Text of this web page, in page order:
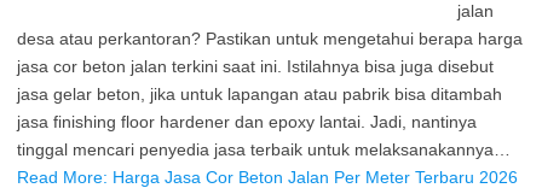
jalan
desa atau perkantoran? Pastikan untuk mengetahui berapa harga
jasa cor beton jalan terkini saat ini. Istilahnya bisa juga disebut
jasa gelar beton, jika untuk lapangan atau pabrik bisa ditambah
jasa finishing floor hardener dan epoxy lantai. Jadi, nantinya
tinggal mencari penyedia jasa terbaik untuk melaksanakannya…
Read More: Harga Jasa Cor Beton Jalan Per Meter Terbaru 2026